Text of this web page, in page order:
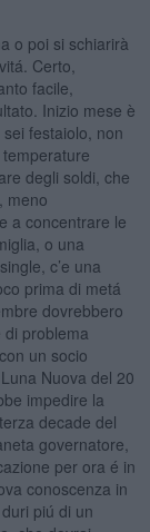
o poi si schiarirà
Certo,
facile,
Inizio mese è
festaiolo, non
degli soldi, che
meno
a concentrare le
o una
c’e una
prima di metá
dovrebbero
problema
un socio
Nuova del 20
impedire la
decade del
governatore,
per ora é in
conoscenza in
piú di un